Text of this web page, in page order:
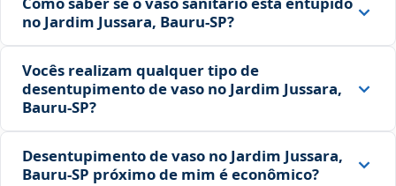
no Jardim Jussara, Bauru‑SP?
Vocês realizam qualquer tipo de
desentupimento de vaso no Jardim Jussara,
Bauru‑SP?
Desentupimento de vaso no Jardim Jussara,
Bauru‑SP próximo de mim é econômico?